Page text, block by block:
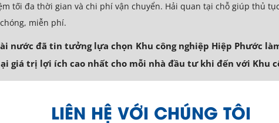
tối đa thời gian và chi phí vận chuyển. Hải quan tại chỗ giúp thủ
miễn phí.
nước đã tin tưởng lựa chọn Khu công nghiệp Hiệp Phước
giá trị lợi ích cao nhất cho mỗi nhà đầu tư khi đến với Khu
LIÊN HỆ VỚI CHÚNG TÔI